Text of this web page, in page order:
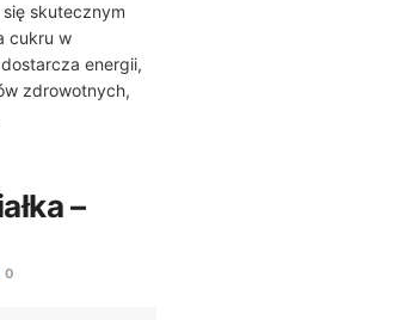
skutecznym
cukru w
energii,
zdrowotnych,
–
0